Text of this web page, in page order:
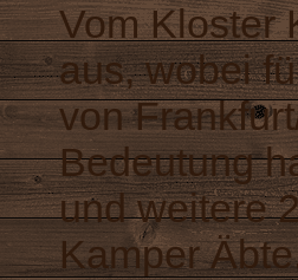
Vom Kloster
aus, wobei
von
Bedeutung
und weitere
Kamper